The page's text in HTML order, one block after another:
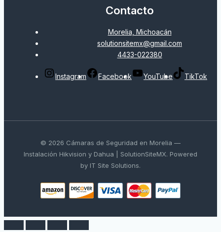
Contacto
Morelia, Michoacán
solutionsitemx@gmail.com
4433-022380
Instagram Facebook YouTube TikTok
© 2026 Cámaras de Seguridad en Morelia —
Instalación Hikvision y Dahua | SolutionSiteMX. Powered
by IT Site Solutions.